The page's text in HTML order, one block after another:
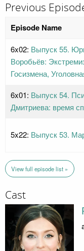
Previous
Episode Name
6x02: Выпуск 55.
Воробьёв:
Госизмена,
6x01: Выпуск 54.
Дмитриева: время
5x22: Выпуск 53.
View full episode list »
Cast